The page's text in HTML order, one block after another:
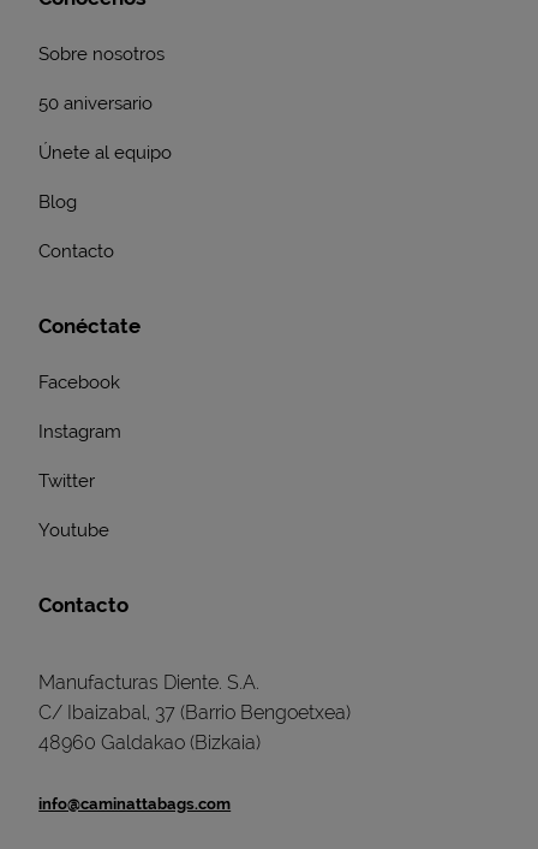
Sobre nosotros
50 aniversario
Únete al equipo
Blog
Contacto
Conéctate
Facebook
Instagram
Twitter
Youtube
Contacto
Manufacturas Diente. S.A.
C/ Ibaizabal, 37 (Barrio Bengoetxea)
48960 Galdakao (Bizkaia)
info@caminattabags.com